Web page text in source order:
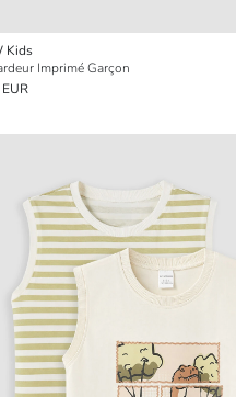
Kids
Imprimé Garçon